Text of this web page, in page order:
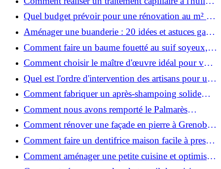
maison efficace ?
Quel budget prévoir pour une rénovation au m² en
2026 ?
Aménager une buanderie : 20 idées et astuces gain
de place pour un espace fonctionnel et stylé
Comment faire un baume fouetté au suif soyeux,
fait maison ?
Comment choisir le maître d'œuvre idéal pour vos
travaux de rénovation ?
Quel est l'ordre d'intervention des artisans pour une
rénovation ?
Comment fabriquer un après-shampoing solide
naturel pour cheveux ?
Comment nous avons remporté le Palmarès
(Ré)HABITER 2025 : les coulisses du projet primé
?
Comment rénover une façade en pierre à Grenoble
: techniques, coûts et conseils
Comment faire un dentifrice maison facile à presser
?
Comment aménager une petite cuisine et optimiser
chaque centimètre carré ?